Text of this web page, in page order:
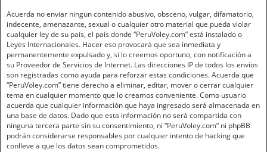
Acuerda no enviar ningun contenido abusivo, obsceno, vulgar, difamatorio,
indecente, amenazante, sexual o cualquier otro material que pueda violar
cualquier ley de su país, el país donde “PeruVoley.com” está instalado o
Leyes Internacionales. Hacer eso provocará que sea inmediata y
permanentemente expulsado y, si lo creemos oportuno, con notificación a
su Proveedor de Servicios de Internet. Las direcciones IP de todos los envíos
son registradas como ayuda para reforzar estas condiciones. Acuerda que
“PeruVoley.com” tiene derecho a eliminar, editar, mover o cerrar cualquier
tema en cualquier momento que lo creamos conveniente. Como usuario
acuerda que cualquier información que haya ingresado será almacenada en
una base de datos. Dado que esta información no será compartida con
ninguna tercera parte sin su consentimiento, ni “PeruVoley.com” ni phpBB
podrán considerarse responsables por cualquier intento de hacking que
conlleve a que los datos sean comprometidos.